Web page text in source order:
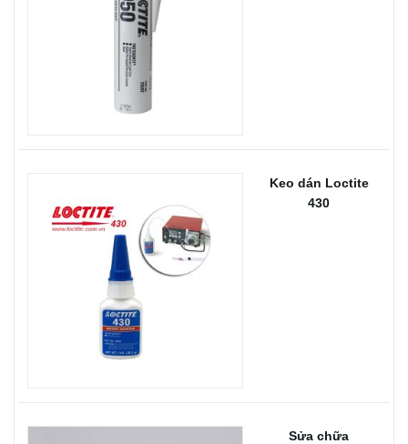
Keo dán Loctite
430
Sửa chữa